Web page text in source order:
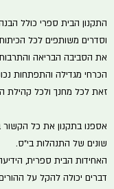
התקנון הבית ספרי כולל
וסדרים משותפים לכל
את הסביבה הבריאה
הכרחי מגדילה והתפתחות
זאת לכל מחנך ולכל קהילת
אספנו בתקנון את כל הקשור
שונים של התנהלות בי"ס.
האחידות הבית ספרית,
דברים יכולה להקל על